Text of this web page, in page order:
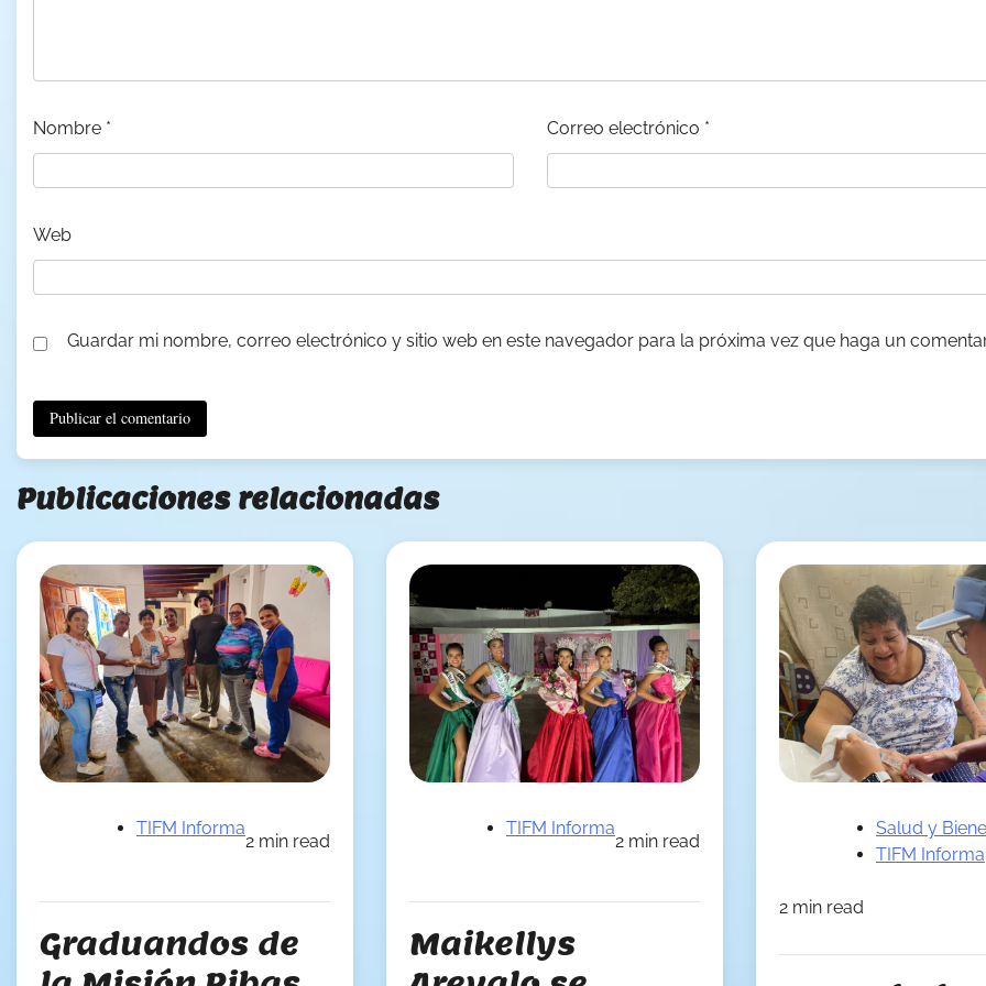
Nombre * Correo electrónico *
Web
Guardar mi nombre, correo electrónico y sitio web en este navegador para la próxima vez que haga un
Publicaciones relacionadas
TIFM Informa
2 min read
Graduandos de
TIFM Informa
2 min read
Maikellys
Salud y
TIFM Informa
2 min read